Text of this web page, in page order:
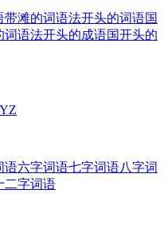
带滩的词语法开头的词语国
词语法开头的成语国开头的
YZ
语六字词语七字词语八字词
二字词语